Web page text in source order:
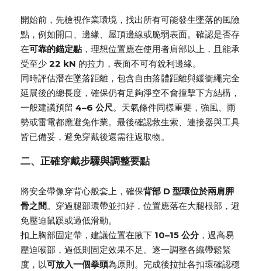
開始前，先檢視作業環境，找出所有可能發生墜落的風險
點，例如開口、邊緣、屋頂邊線或脆弱表面。確認是否存
在可靠的錨定點 ，理想位置應在使用者肩部以上，且能承
受至少 22 kN 的拉力，表面不可有銳利邊緣。
同時評估潛在墜落距離，包含自由落體距離與緩衝繩完全
延展後的總長度，確保仍有足夠淨空不會撞擊下方結構，
一般建議預留 4–6 公尺。天氣條件同樣重要，強風、雨
勢或雷電都應避免作業。最後確認救生索、連接器與工具
皆已備妥，避免穿戴後還需往返取物。
二、正確穿戴步驟與調整要點
將安全帶像穿背心般套上，確保背部 D 型環位於兩肩胛
骨之間。穿過腿部環帶並扣好，位置應落在大腿根部，避
免壓迫鼠蹊或過低滑動。
扣上胸部固定帶，建議位置在腋下 10–15 公分，過高易
壓迫喉部，過低則固定效果不足。逐一調整各織帶鬆緊
度，以可放入一個拳頭為原則。完成後拉扯各扣環確認穩